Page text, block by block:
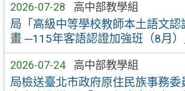
2026-07-28 高中部教學組
局「高級中等學校教師本土語文認
畫 ─115年客語認證加強班（8月）
2026-07-24 高中部教學組
局檢送臺北市政府原住民族事務委